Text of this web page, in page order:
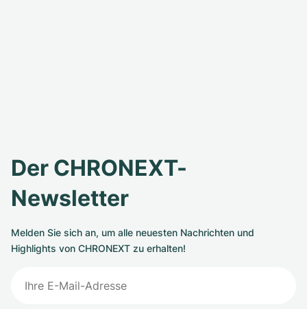
Der CHRONEXT-
Newsletter
Melden Sie sich an, um alle neuesten Nachrichten und
Highlights von CHRONEXT zu erhalten!